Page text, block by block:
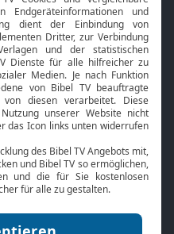
Smart TV
HbbTV
Bibelthek Online-Bibel
Nächster Gottesdienst
Service
Kontakt
TV-Empfang